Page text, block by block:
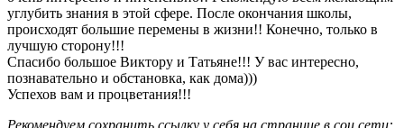
углубить знания в этой сфере. После окончания школы,
происходят большие перемены в жизни!! Конечно, только в
лучшую сторону!!!
Спасибо большое Виктору и Татьяне!!! У вас интересно,
познавательно и обстановка, как дома)))
Успехов вам и процветания!!!